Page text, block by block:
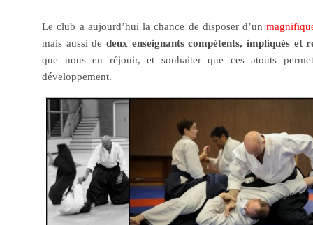
Le club a aujourd’hui la chance de disposer d’un
mais aussi dedeux enseignants compétents, impliqués et
que nous en réjouir, et souhaiter que ces atouts
développement.